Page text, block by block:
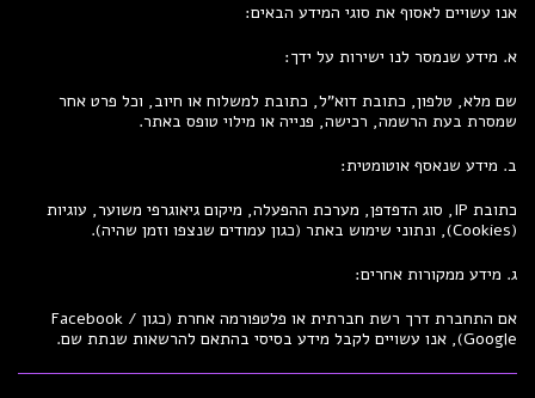
אנו עשויים לאסוף את סוגי המידע הבאים:
א. מידע שנמסר לנו ישירות על ידך:
שם מלא, טלפון, כתובת דוא"ל, כתובת למשלוח או חיוב, וכל פרט אחר
שמסרת בעת הרשמה, רכישה, פנייה או מילוי טופס באתר.
ב. מידע שנאסף אוטומטית:
כתובת IP, סוג הדפדפן, מערכת ההפעלה, מיקום גיאוגרפי משוער, עוגיות
(Cookies), ונתוני שימוש באתר (כגון עמודים שנצפו וזמן שהיה).
ג. מידע ממקורות אחרים:
אם התחברת דרך רשת חברתית או פלטפורמה אחרת (כגון Facebook /
Google), אנו עשויים לקבל מידע בסיסי בהתאם להרשאות שנתת שם.